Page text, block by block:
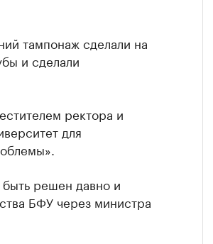
тампонаж сделали на
и сделали
ректора и
для
быть решен давно и
БФУ через министра